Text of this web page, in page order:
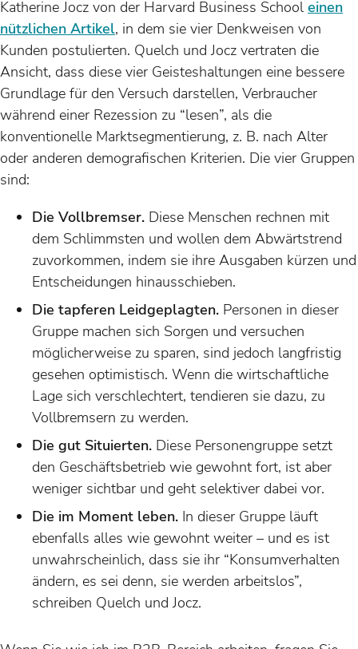
Katherine Jocz von der Harvard Business School einen
nützlichen Artikel, in dem sie vier Denkweisen von
Kunden postulierten. Quelch und Jocz vertraten die
Ansicht, dass diese vier Geisteshaltungen eine bessere
Grundlage für den Versuch darstellen, Verbraucher
während einer Rezession zu “lesen”, als die
konventionelle Marktsegmentierung, z. B. nach Alter
oder anderen demografischen Kriterien. Die vier Gruppen
sind:
Die Vollbremser. Diese Menschen rechnen mit
dem Schlimmsten und wollen dem Abwärtstrend
zuvorkommen, indem sie ihre Ausgaben kürzen und
Entscheidungen hinausschieben.
Die tapferen Leidgeplagten. Personen in dieser
Gruppe machen sich Sorgen und versuchen
möglicherweise zu sparen, sind jedoch langfristig
gesehen optimistisch. Wenn die wirtschaftliche
Lage sich verschlechtert, tendieren sie dazu, zu
Vollbremsern zu werden.
Die gut Situierten. Diese Personengruppe setzt
den Geschäftsbetrieb wie gewohnt fort, ist aber
weniger sichtbar und geht selektiver dabei vor.
Die im Moment leben. In dieser Gruppe läuft
ebenfalls alles wie gewohnt weiter – und es ist
unwahrscheinlich, dass sie ihr “Konsumverhalten
ändern, es sei denn, sie werden arbeitslos”,
schreiben Quelch und Jocz.